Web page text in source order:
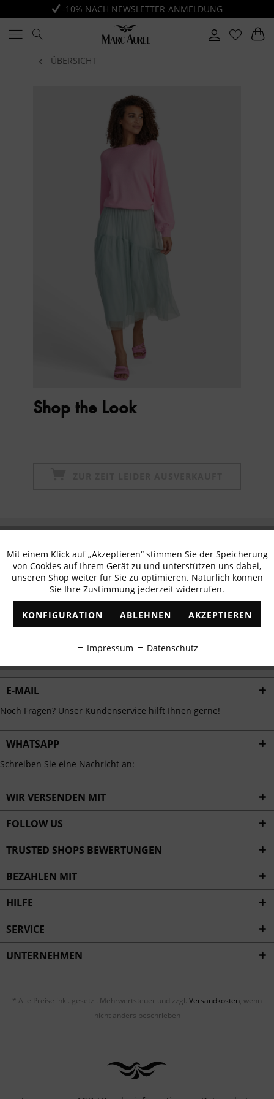
-10% NACH NEWSLETTER-ANMELDUNG
ÜBERSICHT
Shop the Look
erhalten
✓ Exklusive Angebote ✓ Die aktuellsten Trends
E-MAIL
Noch Fragen? Unser Kundenservice hilft Ihnen gerne!
WHATSAPP
Schreiben Sie eine Nachricht an:
WIR VERSENDEN MIT
FOLLOW US
TRUSTED SHOPS BEWERTUNGEN
BEZAHLEN MIT
HILFE
SERVICE
UNTERNEHMEN
* Alle Preise inkl. gesetzl. Mehrwertsteuer und zzgl. Versandkosten, wenn
nicht anders beschrieben
Funktionale Aktiv
Marketing Inaktiv
Tracking Inaktiv
Personalisierung Inaktiv
Service
Mit einem Klick auf „Akzeptieren“ stimmen Sie der Speicherung
von Cookies auf Ihrem Gerät zu und unterstützen uns dabei,
unseren Shop weiter für Sie zu optimieren. Natürlich können
Sie Ihre Zustimmung jederzeit widerrufen.
KONFIGURATION ABLEHNEN AKZEPTIEREN
Impressum Datenschutz